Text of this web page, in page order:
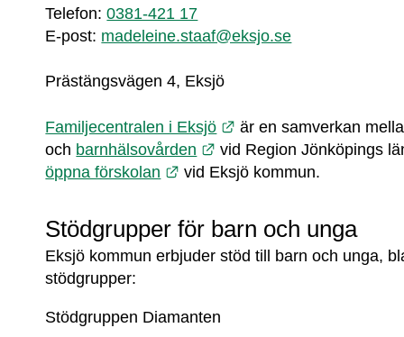
Telefon: 0381-421 17
E-post: madeleine.staaf@eksjo.se
Prästängsvägen 4, Eksjö
Familjecentralen i Eksjö Länk till annan
är en samverkan
och barnhälsovården
Länk till annan webbplats.
öppna förskolan
Länk till annan webbplats.
vid Eksjö kommun.
Stödgrupper för barn och unga
Eksjö kommun erbjuder stöd till barn och unga,
stödgrupper:
Stödgruppen Diamanten